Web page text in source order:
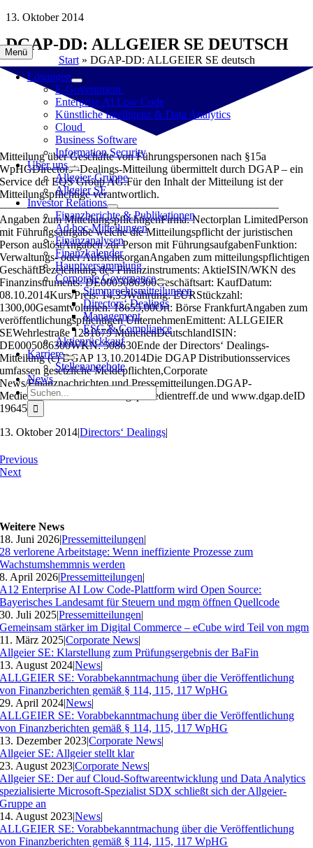
Zum
springen
Menü
Lösungen
E-Government
Enterprise AI Low Code
Künstliche Intelligenz & Data Analytics
Cloud
Business Software
Information Security
Über uns
Allgeier-Gruppe
Allgeier SE
Investor Relations
Finanzberichte & Publikationen
Ad hoc-Mitteilungen
Finanzanalysen
Finanzkalender
Hauptversammlung
Corporate Governance
Stimmrechtsmitteilungen
Directors‘ Dealings
Management
ESG & Compliance
Aktienrückkauf
Karriere
Stellenangebote
News
Suche
nach:
13. Oktober 2014
DGAP-DD: ALLGEIER SE DEUTSCH
Start» DGAP-DD: ALLGEIER SE deutsch
Mitteilung über Geschäfte von Führungspersonen nach §15a
WpHGDirectors‘-Dealings-Mitteilung übermittelt durch DGAP – ein
Service der EQS Group AG.Für den Inhalt der Mitteilung ist der
Mitteilungspflichtige verantwortlich.
—————————————————————————
Angaben zum MitteilungspflichtigenFirma: Nectorplan LimitedPerson
mit Führungsaufgabe welche die Mitteilungspflicht der juristischen
Person auslöstAngaben zur Person mit FührungsaufgabenFunktion:
Verwaltungs- oder AufsichtsorganAngaben zum mitteilungspflichtigen
GeschäftBezeichnung des Finanzinstruments: AktieISIN/WKN des
Finanzinstruments: DE0005086300Geschäftsart: KaufDatum:
08.10.2014Kurs/Preis: 14,35Währung: EURStückzahl:
1300,00Gesamtvolumen: 18655,00Ort: Börse FrankfurtAngaben zum
veröffentlichungspflichtigen UnternehmenEmittent: ALLGEIER
SEWehrlestraße 1281679 MünchenDeutschlandISIN:
DE0005086300WKN: 508630Ende der Directors‘ Dealings-
Mitteilung (c) DGAP 13.10.2014Die DGAP Distributionsservices
umfassen gesetzliche Meldepflichten,Corporate
News/Finanznachrichten und Pressemitteilungen.DGAP-
Medienarchive unter www.dgap-medientreff.de und www.dgap.deID
19645
13. Oktober 2014|Directors‘ Dealings|
Previous
Next
Weitere News
18. Juni 2026|Pressemitteilungen|
28 verlorene Arbeitstage: Wenn ineffiziente Prozesse zum
Wachstumshemmnis werden
8. April 2026|Pressemitteilungen|
A12 Enterprise AI Low Code-Plattform wird Open Source:
Bayerisches Landesamt für Steuern und mgm öffnen Quellcode
30. Juli 2025|Pressemitteilungen|
Gemeinsam stärker im Digital Commerce – eCube wird Teil von mgm
11. März 2025|Corporate News|
Allgeier SE: Klarstellung zum Prüfungsergebnis der BaFin
13. August 2024|News|
ALLGEIER SE: Vorabbekanntmachung über die Veröffentlichung
von Finanzberichten gemäß § 114, 115, 117 WpHG
29. April 2024|News|
ALLGEIER SE: Vorabbekanntmachung über die Veröffentlichung
von Finanzberichten gemäß § 114, 115, 117 WpHG
13. Dezember 2023|Corporate News|
Allgeier SE: Allgeier stellt klar
23. August 2023|Corporate News|
Allgeier SE: Der auf Cloud-Softwareentwicklung und Data Analytics
spezialisierte Microsoft-Spezialist SDX schließt sich der Allgeier-
Gruppe an
14. August 2023|News|
ALLGEIER SE: Vorabbekanntmachung über die Veröffentlichung
von Finanzberichten gemäß § 114, 115, 117 WpHG